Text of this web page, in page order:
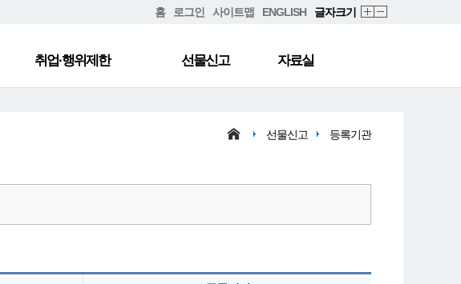
홈 로그인 사이트맵 ENGLISH 글자크기
취업·행위제한 선물신고 자료실
선물신고 등록기관